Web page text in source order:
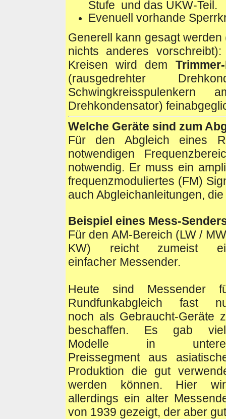
Stufe und das UKW-Teil.
Evenuell vorhande
Generell kann gesagt
nichts anderes
Kreisen wird dem
(rausgedrehter
Schwingkreisspulenkern
Drehkondensator)
Welche Geräte sind zum
Für den Abgleich eines
notwendigen
notwendig. Er muss ein
frequenzmoduliertes (FM)
auch Abgleichanleitungen,
Beispiel eines Mess-
Für den AM-Bereich (LW /
KW) reicht zumeist
einfacher Messender.
Heute sind Messender
Rundfunkabgleich fast
noch als Gebraucht-Geräte
beschaffen. Es gab
Modelle in
Preissegment aus
Produktion die gut
werden können. Hier
allerdings ein alter
von 1939 gezeigt, der aber